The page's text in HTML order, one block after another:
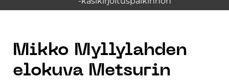
Mikko Myllylahden
elokuva Metsurin